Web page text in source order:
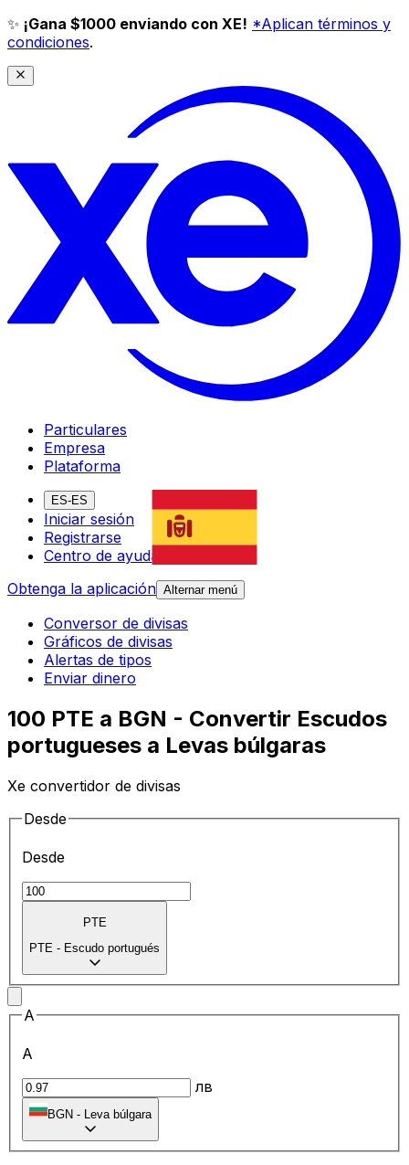
✨ ¡Gana $1000 enviando con XE! *Aplican términos y
condiciones.
Particulares
Empresa
Plataforma
ES-ES
Iniciar sesión
Registrarse
Centro de ayuda
Obtenga la aplicación Alternar menú
Conversor de divisas
Gráficos de divisas
Alertas de tipos
Enviar dinero
100 PTE a BGN - Convertir Escudos
portugueses a Levas búlgaras
Xe convertidor de divisas
Desde
Desde
PTE
PTE - Escudo portugués
A
A
лв
BGN - Leva búlgara